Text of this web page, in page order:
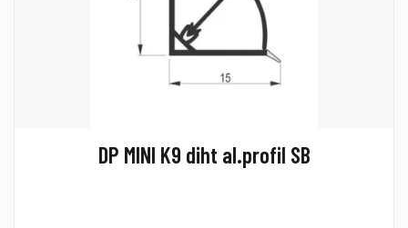
DP MINI K9 diht al.profil SB